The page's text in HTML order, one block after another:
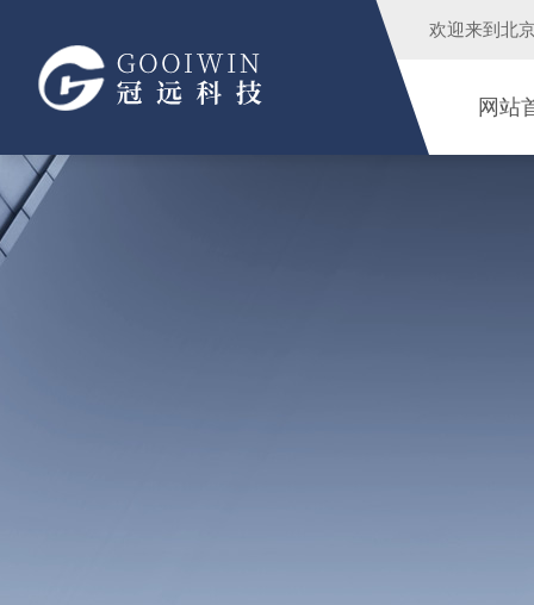
欢迎来到 北
网站